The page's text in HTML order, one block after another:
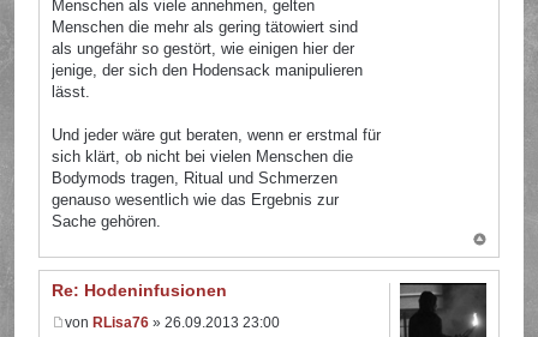
Menschen als viele annehmen, gelten
Menschen die mehr als gering tätowiert sind
als ungefähr so gestört, wie einigen hier der
jenige, der sich den Hodensack manipulieren
lässt.
Und jeder wäre gut beraten, wenn er erstmal für
sich klärt, ob nicht bei vielen Menschen die
Bodymods tragen, Ritual und Schmerzen
genauso wesentlich wie das Ergebnis zur
Sache gehören.
Re: Hodeninfusionen
von RLisa76 » 26.09.2013 23:00